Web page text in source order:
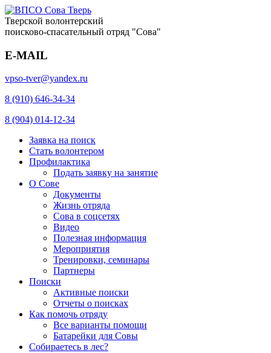
Тверской волонтерский
поисково-спасательный отряд "Сова"
E-MAIL
vpso-tver@yandex.ru
8 (910) 646-34-34
8 (904) 014-12-34
Заявка на поиск
Стать волонтером
Профилактика
Подать заявку на занятие
О Сове
Документы
Жизнь отряда
Сова в соцсетях
Видео
Полезная информация
Мероприятия
Тренировки, семинары
Партнеры
Поиски
Активные поиски
Отчеты о поисках
Как помочь отряду
Все варианты помощи
Батарейки для Совы
Собираетесь в лес?